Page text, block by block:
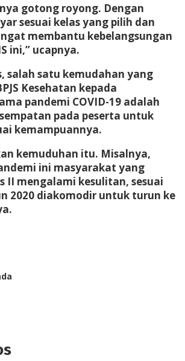
gotong royong. Dengan
sesuai kelas yang pilih dan
membantu kebelangsungan
ini,” ucapnya.
salah satu kemudahan yang
Kesehatan kepada
pandemi COVID-19 adalah
pada peserta untuk
kemampuannya.
kemuduhan itu. Misalnya,
ini masyarakat yang
II mengalami kesulitan, sesuai
2020 diakomodir untuk turun ke